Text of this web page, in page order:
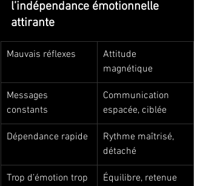
l’indépendance émotionnelle
attirante
Mauvais réflexes
Attitude
magnétique
Messages
constants
Communication
espacée, ciblée
Dépendance rapide
Rythme maîtrisé,
détaché
Trop d’émotion trop
Équilibre, retenue